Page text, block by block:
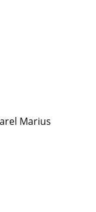
Marius